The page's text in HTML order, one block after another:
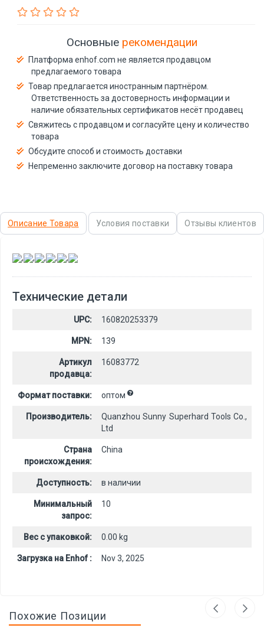
Основные рекомендации
Платформа enhof.com не является продавцом
предлагаемого товара
Товар предлагается иностранным партнёром.
Ответственность за достоверность информации и
наличие обязательных сертификатов несёт продавец
Свяжитесь с продавцом и согласуйте цену и количество
товара
Обсудите способ и стоимость доставки
Непременно заключите договор на поставку товара
Описание Товара Условия поставки Отзывы клиентов
, , , , ,
Технические детали
UPC: 160820253379
MPN: 139
Артикул
продавца:
16083772
Формат поставки: оптом
Производитель:
Quanzhou Sunny Superhard Tools Co.,
Ltd
Страна
происхождения:
China
Доступность: в наличии
Минимальный
запрос:
10
Вес с упаковкой: 0.00 kg
Загрузка на Enhof : Nov 3, 2025
Похожие Позиции